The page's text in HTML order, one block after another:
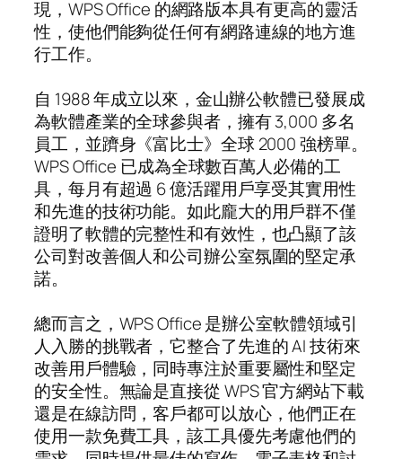
現，WPS Office 的網路版本具有更高的靈活
性，使他們能夠從任何有網路連線的地方進
行工作。
自 1988 年成立以來，金山辦公軟體已發展成
為軟體產業的全球參與者，擁有 3,000 多名
員工，並躋身《富比士》全球 2000 強榜單。
WPS Office 已成為全球數百萬人必備的工
具，每月有超過 6 億活躍用戶享受其實用性
和先進的技術功能。如此龐大的用戶群不僅
證明了軟體的完整性和有效性，也凸顯了該
公司對改善個人和公司辦公室氛圍的堅定承
諾。
總而言之，WPS Office 是辦公室軟體領域引
人入勝的挑戰者，它整合了先進的 AI 技術來
改善用戶體驗，同時專注於重要屬性和堅定
的安全性。無論是直接從 WPS 官方網站下載
還是在線訪問，客戶都可以放心，他們正在
使用一款免費工具，該工具優先考慮他們的